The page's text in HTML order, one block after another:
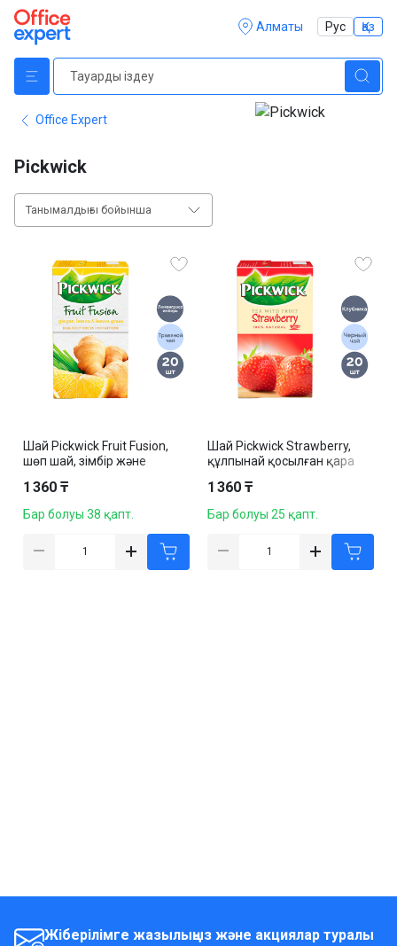
Алматы Рус Қаз
Office Expert
Pickwick
Танымалдығы бойынша
Шай Pickwick Fruit Fusion,
шөп шай, зімбір және
1 360 ₸
Бар болуы 38 қапт.
Шай Pickwick Strawberry,
құлпынай қосылған қара
1 360 ₸
Бар болуы 25 қапт.
Жіберілімге жазылыңыз және акциялар туралы